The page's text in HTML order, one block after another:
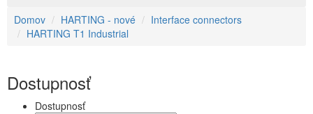
Domov HARTING - nové
Interface connectors
HARTING T1 Industrial
Dostupnosť
Dostupnosť